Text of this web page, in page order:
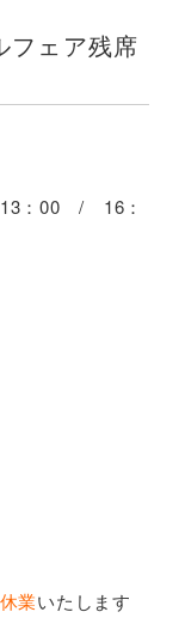
フェア残席
：00 / 16：
業いたします